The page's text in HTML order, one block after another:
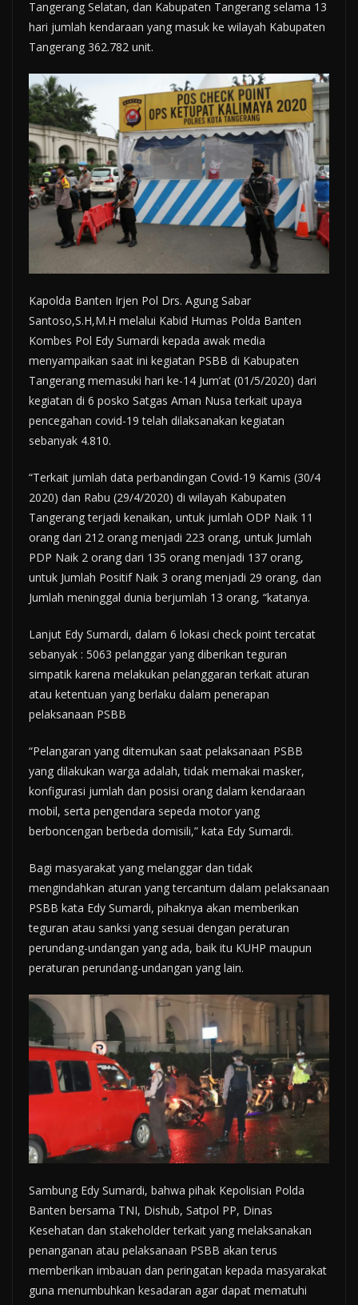
Tangerang Selatan, dan Kabupaten Tangerang selama 13
hari jumlah kendaraan yang masuk ke wilayah Kabupaten
Tangerang 362.782 unit.
Kapolda Banten Irjen Pol Drs. Agung Sabar
Santoso,S.H,M.H melalui Kabid Humas Polda Banten
Kombes Pol Edy Sumardi kepada awak media
menyampaikan saat ini kegiatan PSBB di Kabupaten
Tangerang memasuki hari ke-14 Jum’at (01/5/2020) dari
kegiatan di 6 posko Satgas Aman Nusa terkait upaya
pencegahan covid-19 telah dilaksanakan kegiatan
sebanyak 4.810.
“Terkait jumlah data perbandingan Covid-19 Kamis (30/4
2020) dan Rabu (29/4/2020) di wilayah Kabupaten
Tangerang terjadi kenaikan, untuk jumlah ODP Naik 11
orang dari 212 orang menjadi 223 orang, untuk Jumlah
PDP Naik 2 orang dari 135 orang menjadi 137 orang,
untuk Jumlah Positif Naik 3 orang menjadi 29 orang, dan
Jumlah meninggal dunia berjumlah 13 orang, “katanya.
Lanjut Edy Sumardi, dalam 6 lokasi check point tercatat
sebanyak : 5063 pelanggar yang diberikan teguran
simpatik karena melakukan pelanggaran terkait aturan
atau ketentuan yang berlaku dalam penerapan
pelaksanaan PSBB
“Pelangaran yang ditemukan saat pelaksanaan PSBB
yang dilakukan warga adalah, tidak memakai masker,
konfigurasi jumlah dan posisi orang dalam kendaraan
mobil, serta pengendara sepeda motor yang
berboncengan berbeda domisili,” kata Edy Sumardi.
Bagi masyarakat yang melanggar dan tidak
mengindahkan aturan yang tercantum dalam pelaksanaan
PSBB kata Edy Sumardi, pihaknya akan memberikan
teguran atau sanksi yang sesuai dengan peraturan
perundang-undangan yang ada, baik itu KUHP maupun
peraturan perundang-undangan yang lain.
Sambung Edy Sumardi, bahwa pihak Kepolisian Polda
Banten bersama TNI, Dishub, Satpol PP, Dinas
Kesehatan dan stakeholder terkait yang melaksanakan
penanganan atau pelaksanaan PSBB akan terus
memberikan imbauan dan peringatan kepada masyarakat
guna menumbuhkan kesadaran agar dapat mematuhi